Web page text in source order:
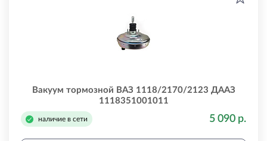
Вакуум тормозной ВАЗ 1118/2170/2123 ДААЗ
1118351001011
наличие в сети 5 090 р.